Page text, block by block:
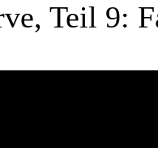
Teil 9: